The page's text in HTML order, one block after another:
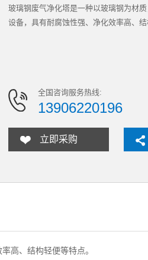
玻璃钢废气净化塔是一种以玻璃钢为材
设备，具有耐腐蚀性强、净化效率高、结
全国咨询服务热线:
13906220196
立即采购
高、结构轻便等特点。